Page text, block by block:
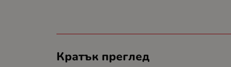
Кратък преглед